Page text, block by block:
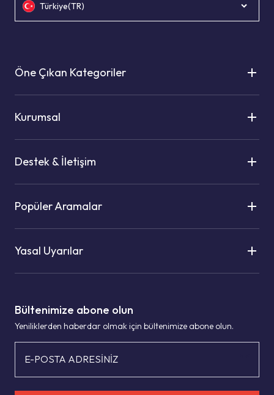
Bültenimize abone olun
Yeniliklerden haberdar olmak için bültenimize abone olun.
E-POSTA ADRESİNİZ
Türkiye(TR)
Öne Çıkan Kategoriler
Kurumsal
Destek & İletişim
Popüler Aramalar
Yasal Uyarılar